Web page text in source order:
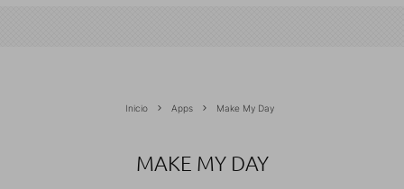
Inicio Apps Make My Day
MAKE MY DAY